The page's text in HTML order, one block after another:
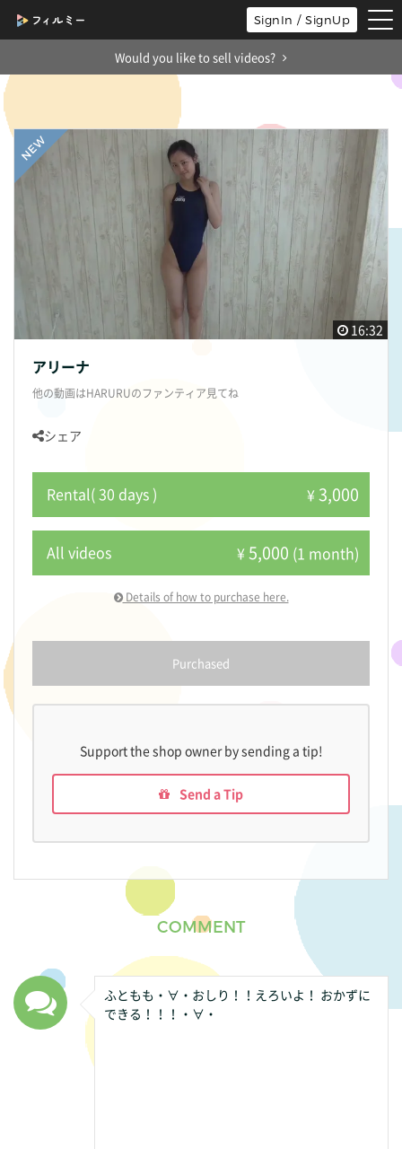
SignIn / SignUp
Would you like to sell videos?
16:32
アリーナ
他の動画はHARURUのファンティア見てね
シェア
Rental( 30 days ) ¥3,000
All videos ¥5,000 (1 month)
Details of how to purchase here.
Purchased
Support the shop owner by sending a tip!
Send a Tip
COMMENT
ふともも・∀・おしり！！えろいよ！ おかずに
できる！！！・∀・